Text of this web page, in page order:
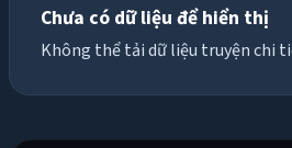
Chưa có dữ liệu để hiển thị
Không thể tải dữ liệu truyện chi